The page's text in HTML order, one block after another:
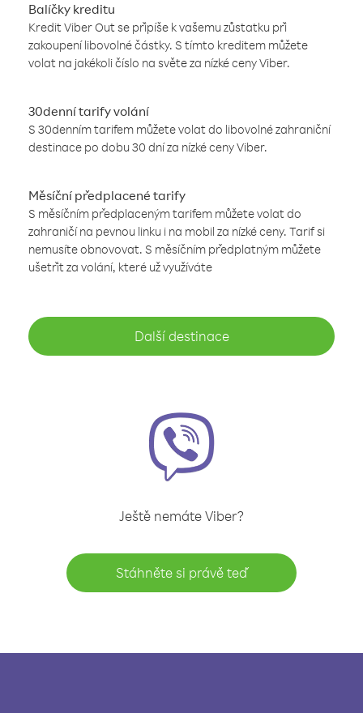
Balíčky kreditu
Kredit Viber Out se připíše k vašemu zůstatku při
zakoupení libovolné částky. S tímto kreditem můžete
volat na jakékoli číslo na světe za nízké ceny Viber.
30denní tarify volání
S 30denním tarifem můžete volat do libovolné zahraniční
destinace po dobu 30 dní za nízké ceny Viber.
Měsíční předplacené tarify
S měsíčním předplaceným tarifem můžete volat do
zahraničí na pevnou linku i na mobil za nízké ceny. Tarif si
nemusíte obnovovat. S měsíčním předplatným můžete
ušetřit za volání, které už využíváte
Další destinace
Ještě nemáte Viber?
Stáhněte si právě teď